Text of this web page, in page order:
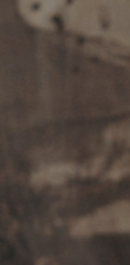
Saltar al contenido principal